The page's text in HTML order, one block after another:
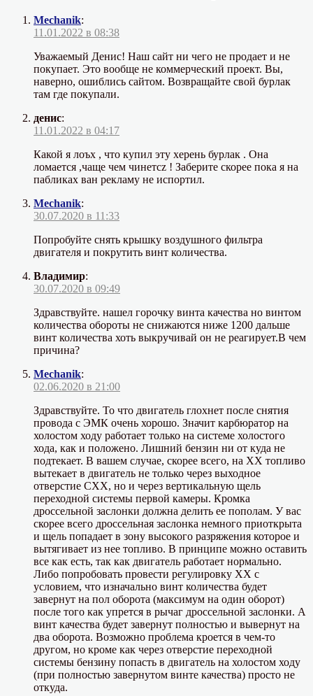
Mechanik:
11.01.2022 в 08:38
Уважаемый Денис! Наш сайт ни чего не продает и не
покупает. Это вообще не коммерческий проект. Вы,
наверно, ошиблись сайтом. Возвращайте свой бурлак
там где покупали.
денис:
11.01.2022 в 04:17
Какой я лоъх , что купил эту херень бурлак . Она
ломается ,чаще чем чинетсz ! Заберите скорее пока я на
пабликах ван рекламу не испортил.
Mechanik:
30.07.2020 в 11:33
Попробуйте снять крышку воздушного фильтра
двигателя и покрутить винт количества.
Владимир:
30.07.2020 в 09:49
Здравствуйте. нашел горочку винта качества но винтом
количества обороты не снижаются ниже 1200 дальше
винт количества хоть выкручивай он не реагирует.В чем
причина?
Mechanik:
02.06.2020 в 21:00
Здравствуйте. То что двигатель глохнет после снятия
провода с ЭМК очень хорошо. Значит карбюратор на
холостом ходу работает только на системе холостого
хода, как и положено. Лишний бензин ни от куда не
подтекает. В вашем случае, скорее всего, на ХХ топливо
вытекает в двигатель не только через выходное
отверстие СХХ, но и через вертикальную щель
переходной системы первой камеры. Кромка
дроссельной заслонки должна делить ее пополам. У вас
скорее всего дроссельная заслонка немного приоткрыта
и щель попадает в зону высокого разряжения которое и
вытягивает из нее топливо. В принципе можно оставить
все как есть, так как двигатель работает нормально.
Либо попробовать провести регулировку ХХ с
условием, что изначально винт количества будет
завернут на пол оборота (максимум на один оборот)
после того как упрется в рычаг дроссельной заслонки. А
винт качества будет завернут полностью и вывернут на
два оборота. Возможно проблема кроется в чем-то
другом, но кроме как через отверстие переходной
системы бензину попасть в двигатель на холостом ходу
(при полностью завернутом винте качества) просто не
откуда.